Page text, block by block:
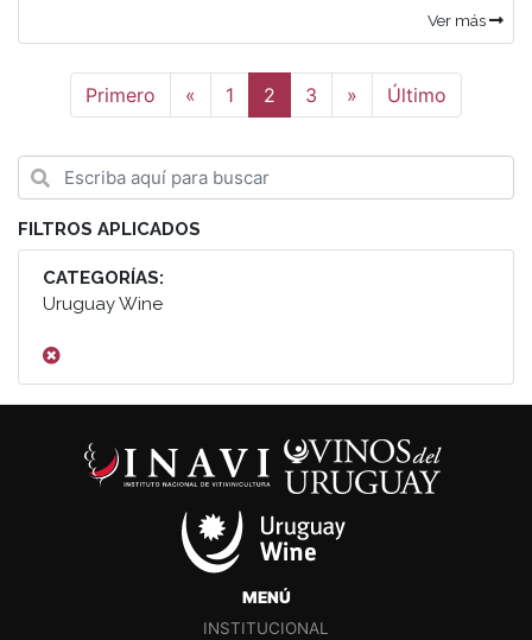
Ver más
Primero « Anterior
1 2 3 » Siguiente
Último
FILTROS APLICADOS
CATEGORÍAS:
Uruguay Wine
MENÚ
INSTITUCIONAL